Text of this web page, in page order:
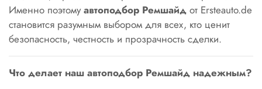
Именно поэтомуавтоподбор Ремшайд от Ersteauto.de
становится разумным выбором для всех, кто ценит
безопасность, честность и прозрачность сделки.
Что делает наш автоподбор Ремшайд надежным?